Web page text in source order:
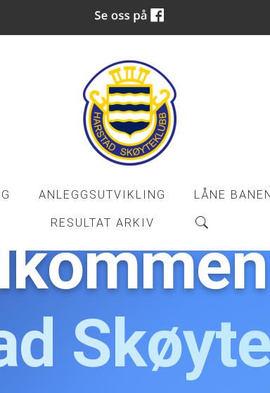
ANLEGGSUTVIKLING LÅNE
RESULTAT ARKIV